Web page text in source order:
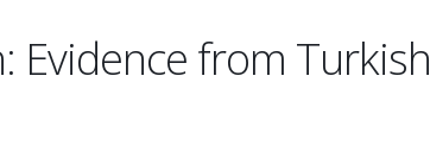
Evidence from Turkish